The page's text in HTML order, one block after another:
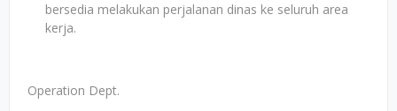
bersedia melakukan perjalanan dinas ke seluruh area
kerja.
Operation Dept.